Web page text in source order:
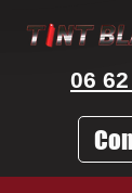
06